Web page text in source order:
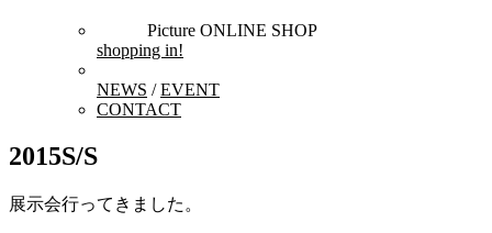
Picture ONLINE SHOP
shopping in!
NEWS /EVENT
CONTACT
2015S/S
展示会行ってきました。